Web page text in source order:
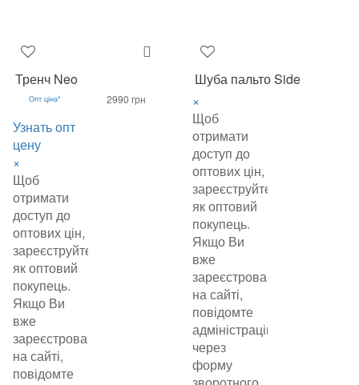
Тренч Neo
Опт ціна*
Узнать опт
цену
×
Щоб
отримати
доступ до
оптових цін,
зареєструйтеся
як оптовий
покупець.
Якщо Ви
вже
зареєстровані
на сайті,
повідомте
2990 грн
Шуба пальто Side
×
Щоб
отримати
доступ до
оптових цін,
зареєструйтеся
як оптовий
покупець.
Якщо Ви
вже
зареєстровані
на сайті,
повідомте
адміністрацію
через
форму